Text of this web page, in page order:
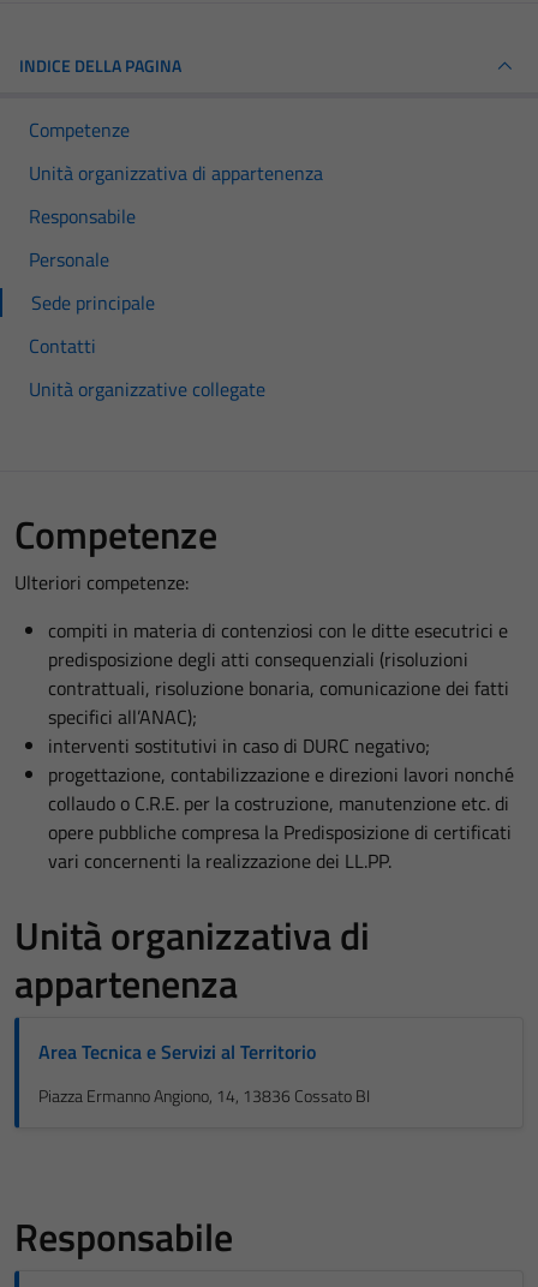
INDICE DELLA PAGINA
Competenze
Unità organizzativa di appartenenza
Responsabile
Personale
Sede principale
Contatti
Unità organizzative collegate
Competenze
Ulteriori competenze:
compiti in materia di contenziosi con le ditte esecutrici e
predisposizione degli atti consequenziali (risoluzioni
contrattuali, risoluzione bonaria, comunicazione dei fatti
specifici all’ANAC);
interventi sostitutivi in caso di DURC negativo;
progettazione, contabilizzazione e direzioni lavori nonché
collaudo o C.R.E. per la costruzione, manutenzione etc. di
opere pubbliche compresa la Predisposizione di certificati
vari concernenti la realizzazione dei LL.PP.
Unità organizzativa di
appartenenza
Area Tecnica e Servizi al Territorio
Piazza Ermanno Angiono, 14, 13836 Cossato BI
Responsabile